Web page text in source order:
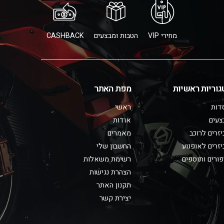
מחירי VIP הטבות ומבצעים CASHBACK
ראשיות
לרוכב
לאופנוע
ותוספים
מפת האתר
ראשי
אודות
מאמרים
החשבון שלי
רשימת משאלות
הצהרת נגישות
תקנון האתר
יצירת קשר